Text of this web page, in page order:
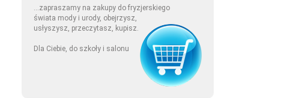
...zapraszamy na zakupy do fryzjerskiego
świata mody i urody, obejrzysz,
usłyszysz, przeczytasz, kupisz.
Dla Ciebie, do szkoły i salonu